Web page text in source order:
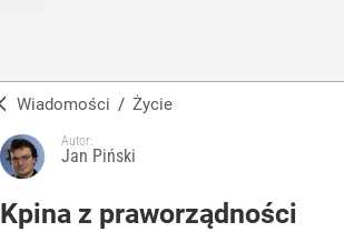
Wiadomości / Życie
Autor:
Jan Piński
Kpina z praworządności